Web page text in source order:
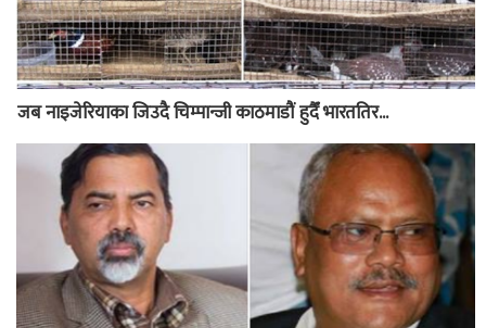
जब नाइजेरियाका जिउदै चिम्पान्जी काठमाडौं हुदैँ भारततिर...